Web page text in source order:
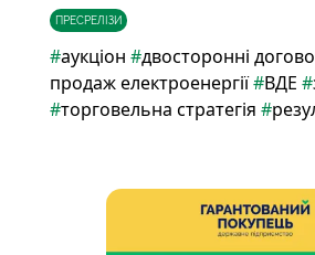
ПРЕСРЕЛІЗИ
#аукціон #двосторонні
продаж електроенергії#ВДЕ #
#торговельна стратегія #